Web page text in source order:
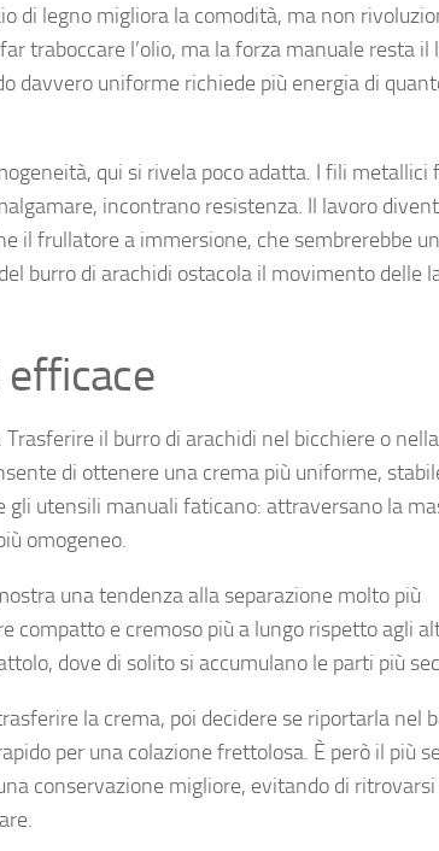
di legno migliora la comodità, ma non
traboccare l’olio, ma la forza manuale resta il
davvero uniforme richiede più energia di
qui si rivela poco adatta. I fili metallici
incontrano resistenza. Il lavoro
il frullatore a immersione, che sembrerebbe
burro di arachidi ostacola il movimento delle
efficace
il burro di arachidi nel bicchiere o
di ottenere una crema più uniforme,
utensili manuali faticano: attraversano la
omogeneo.
una tendenza alla separazione molto più
compatto e cremoso più a lungo rispetto agli
dove di solito si accumulano le parti più
la crema, poi decidere se riportarla nel
per una colazione frettolosa. È però il più
conservazione migliore, evitando di ritrovarsi